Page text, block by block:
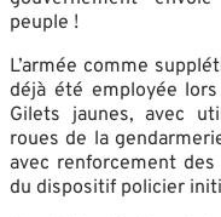
peuple !
L’armée comme
déjà été employée
Gilets jaunes, avec
roues de la
avec renforcement
du dispositif policier